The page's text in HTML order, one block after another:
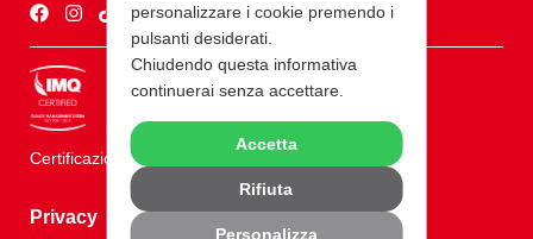
Certificazioni ISO 9001
Privacy
personalizzare i cookie premendo i
pulsanti desiderati.
Chiudendo questa informativa
continuerai senza accettare.
Accetta
Rifiuta
Personalizza